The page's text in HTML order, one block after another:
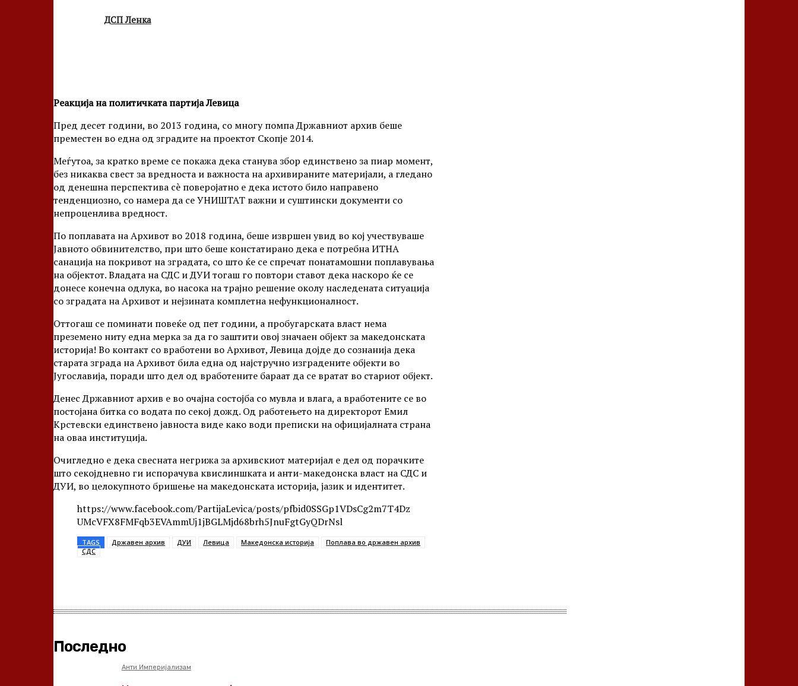
ДСП Ленка
Реакција на политичката партија Левица
Пред десет години, во 2013 година, со многу помпа Државниот архив беше
преместен во една од зградите на проектот Скопје 2014.
Меѓутоа, за кратко време се покажа дека станува збор единствено за пиар момент,
без никаква свест за вредноста и важноста на архивираните материјали, а гледано
од денешна перспектива сè поверојатно е дека истото било направено
тенденциозно, со намера да се УНИШТАТ важни и суштински документи со
непроценлива вредност.
По поплавата на Архивот во 2018 година, беше извршен увид во кој учествуваше
Јавното обвинителство, при што беше констатирано дека е потребна ИТНА
санација на покривот на зградата, со што ќе се спречат понатамошни поплавувања
на објектот. Владата на СДС и ДУИ тогаш го повтори ставот дека наскоро ќе се
донесе конечна одлука, во насока на трајно решение околу наследената ситуација
со зградата на Архивот и нејзината комплетна нефункционалност.
Оттогаш се поминати повеќе од пет години, а пробугарската власт нема
преземено ниту една мерка за да го заштити овој значаен објект за македонската
историја! Во контакт со вработени во Архивот, Левица дојде до сознанија дека
старата зграда на Архивот била една од најстручно изградените објекти во
Југославија, поради што дел од вработените бараат да се вратат во стариот објект.
Денес Државниот архив е во очајна состојба со мувла и влага, а вработените се во
постојана битка со водата по секој дожд. Од работењето на директорот Емил
Крстевски единствено јавноста виде како води преписки на официјалната страна
на оваа институција.
Очигледно е дека свесната негрижа за архивскиот материјал е дел од порачките
што секојдневно ги испорачува квислиншката и анти-македонска власт на СДС и
ДУИ, во целокупното бришење на македонската историја, јазик и идентитет.
https://www.facebook.com/PartijaLevica/posts/pfbid0SSGp1VDsCg2m7T4Dz
UMcVFX8FMFqb3EVAmmUj1jBGLMjd68brh5JnuFgtGyQDrNsl
TAGS Државен архив ДУИ Левица Македонска историја
Поплава во државен архив
СДС
Последно
Анти Империјализам